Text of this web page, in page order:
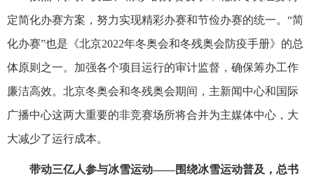
定简化办赛方案，努力实现精彩办赛和节俭办赛的统一。“简
化办赛”也是《北京2022年冬奥会和冬残奥会防疫手册》的总
体原则之一。加强各个项目运行的审计监督，确保筹办工作
廉洁高效。北京冬奥会和冬残奥会期间，主新闻中心和国际
广播中心这两大重要的非竞赛场所将合并为主媒体中心，大
大减少了运行成本。
带动三亿人参与冰雪运动——围绕冰雪运动普及，总书